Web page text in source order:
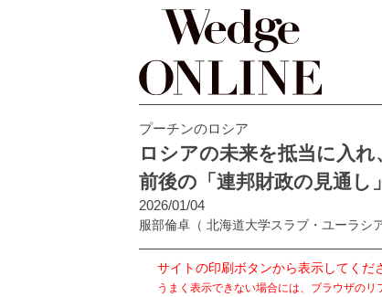
プーチンのロシア
ロシアの未来を抵当に入
前後の「連邦財政の見通
2026/01/04
服部倫卓 （ 北海道大学スラブ・ユーラシ
サイトの印刷ボタンから表示してくだ
うまく表示できない場合には、ブラウザのリ